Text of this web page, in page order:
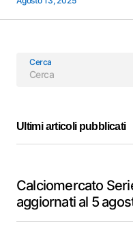
Cerca
Ultimi articoli pubblicati
Calciomercato
aggiornati al 5